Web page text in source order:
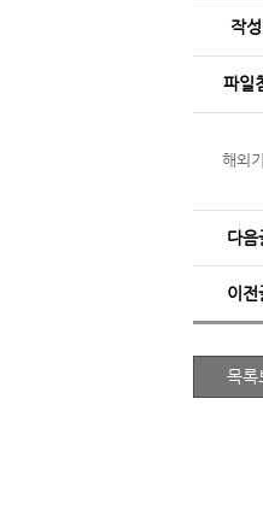
작
파일
해외
다음
이전